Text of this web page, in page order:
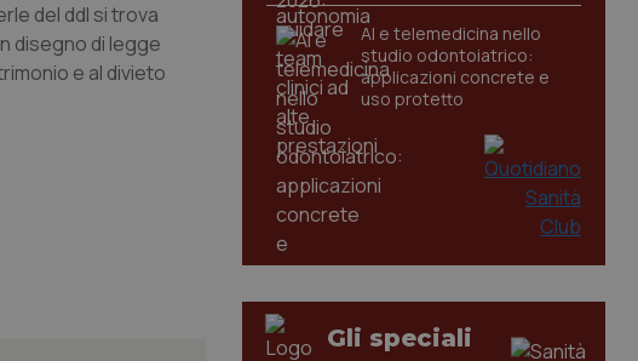
del ddl si trova
disegno di legge
e al divieto
AI e telemedicina nello
studio odontoiatrico:
applicazioni concrete e
uso protetto
Gli speciali